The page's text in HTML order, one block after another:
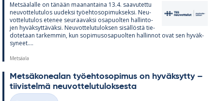
Met­sä­alalle on tä­nään maa­nan­taina 13.4. saa­vu­tettu
neu­vot­te­lu­tu­los uu­deksi työ­eh­to­so­pi­muk­seksi. Neu­
vot­te­lu­tu­los ete­nee seu­raa­vaksi os­a­puol­ten hal­lin­to­
jen hy­väk­syt­tä­väksi. Neu­vot­te­lu­tu­lok­sen si­säl­löstä tie­
do­te­taan tar­kem­min, kun so­pi­mus­os­a­puol­ten hal­lin­not ovat sen hy­väk­
sy­neet....
Metsäala
Met­sä­ko­nea­lan työ­eh­to­so­pi­mus on hy­väk­sytty –
tii­vis­telmä neu­vot­te­lu­tu­lok­sesta